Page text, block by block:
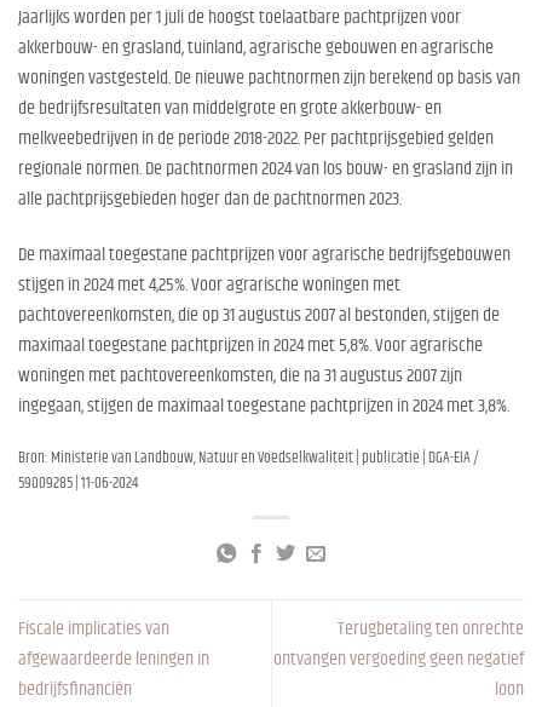
Jaarlijks worden per 1 juli de hoogst toelaatbare pachtprijzen voor
akkerbouw- en grasland, tuinland, agrarische gebouwen en agrarische
woningen vastgesteld. De nieuwe pachtnormen zijn berekend op basis van
de bedrijfsresultaten van middelgrote en grote akkerbouw- en
melkveebedrijven in de periode 2018-2022. Per pachtprijsgebied gelden
regionale normen. De pachtnormen 2024 van los bouw- en grasland zijn in
alle pachtprijsgebieden hoger dan de pachtnormen 2023.
De maximaal toegestane pachtprijzen voor agrarische bedrijfsgebouwen
stijgen in 2024 met 4,25%. Voor agrarische woningen met
pachtovereenkomsten, die op 31 augustus 2007 al bestonden, stijgen de
maximaal toegestane pachtprijzen in 2024 met 5,8%. Voor agrarische
woningen met pachtovereenkomsten, die na 31 augustus 2007 zijn
ingegaan, stijgen de maximaal toegestane pachtprijzen in 2024 met 3,8%.
Bron: Ministerie van Landbouw, Natuur en Voedselkwaliteit | publicatie | DGA-EIA /
59009285 | 11-06-2024
Fiscale implicaties van
afgewaardeerde leningen in
bedrijfsfinanciën
Terugbetaling ten onrechte
ontvangen vergoeding geen negatief
loon